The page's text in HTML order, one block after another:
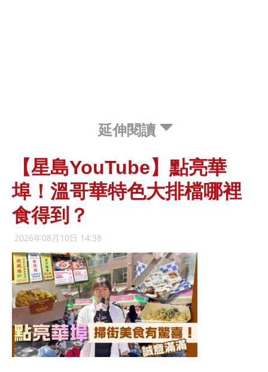
延伸閱讀
【星島YouTube】點亮華
埠！溫哥華特色大排檔哪裡
食得到？
2026年08月10日 14:38